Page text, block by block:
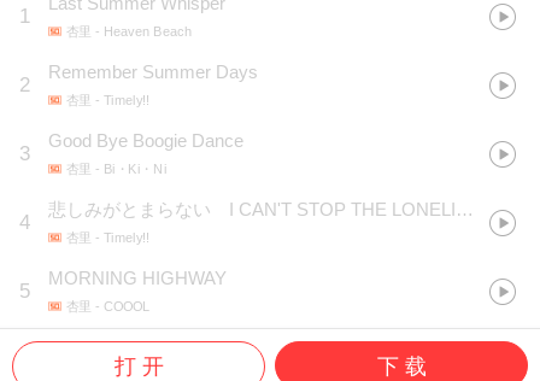
1
杏里 - Heaven Beach
2
Remember Summer Days
杏里 - Timely!!
3
Good Bye Boogie Dance
杏里 - Bi・Ki・Ni
4
悲しみがとまらない I CAN'T STOP THE LONELINESS
杏里 - Timely!!
5
MORNING HIGHWAY
杏里 - COOOL
打 开 下 载